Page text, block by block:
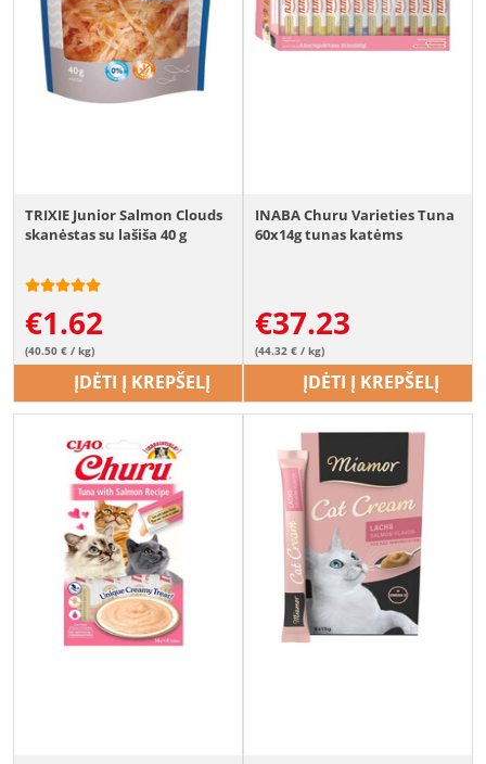
TRIXIE Junior Salmon Clouds
skanėstas su lašiša 40 g
€1.62
(40.50 € / kg)
ĮDĖTI Į KREPŠELĮ
INABA Churu Varieties Tuna
60x14g tunas katėms
€37.23
(44.32 € / kg)
ĮDĖTI Į KREPŠELĮ